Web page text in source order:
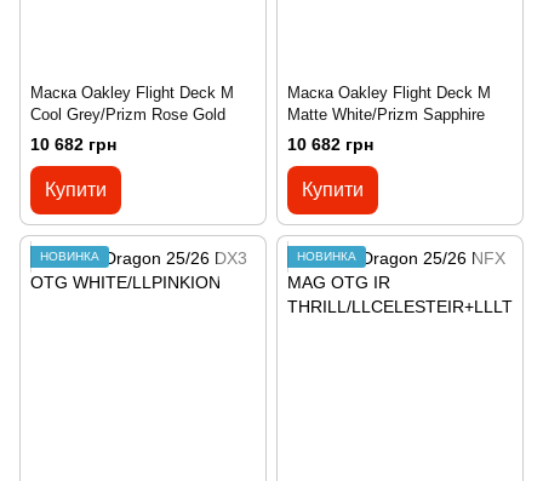
Маска Oakley Flight Deck M
Cool Grey/Prizm Rose Gold
10 682 грн
Купити
Маска Oakley Flight Deck M
Matte White/Prizm Sapphire
10 682 грн
Купити
НОВИНКА НОВИНКА